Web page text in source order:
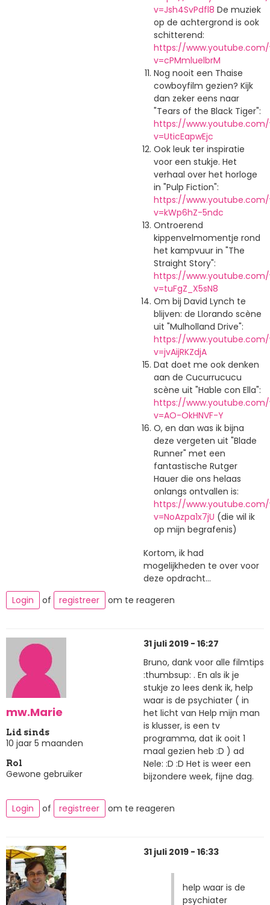
v=Jsh4SvPdfl8 De muziek
op de achtergrond is ook
schitterend:
https://
v=cPMmluelbrM
Nog nooit een Thaise
cowboyfilm gezien? Kijk
dan zeker eens naar
"Tears of the Black Tiger":
https://
v=UticEapwEjc
Ook leuk ter inspiratie
voor een stukje. Het
verhaal over het horloge
in "Pulp Fiction":
https://
v=kWp6hZ-5ndc
Ontroerend
kippenvelmomentje rond
het kampvuur in "The
Straight Story":
https://
v=tuFgZ_X5sN8
Om bij David Lynch te
blijven: de Llorando scène
uit "Mulholland Drive":
https://
v=jvAijRKZdjA
Dat doet me ook denken
aan de Cucurrucucu
scène uit "Hable con Ella":
https://
v=AO-OkHNVF-Y
O, en dan was ik bijna
deze vergeten uit "Blade
Runner" met een
fantastische Rutger
Hauer die ons helaas
onlangs ontvallen is:
https://
v=NoAzpa1x7jU (die wil ik
op mijn begrafenis)
Kortom, ik had
mogelijkheden te over voor
deze opdracht...
Login
of registreer om te reageren
mw.Marie
Lid sinds
10 jaar 5 maanden
Rol
Gewone gebruiker
31 juli 2019 - 16:27
Bruno, dank voor alle filmtips
:thumbsup: . En als ik je
stukje zo lees denk ik, help
waar is de psychiater ( in
het licht van Help mijn man
is klusser, is een tv
programma, dat ik ooit 1
maal gezien heb :D ) ad
Nele: :D :D Het is weer een
bijzondere week, fijne dag.
Login of registreer om te reageren
31 juli 2019 - 16:33
help waar is de
psychiater